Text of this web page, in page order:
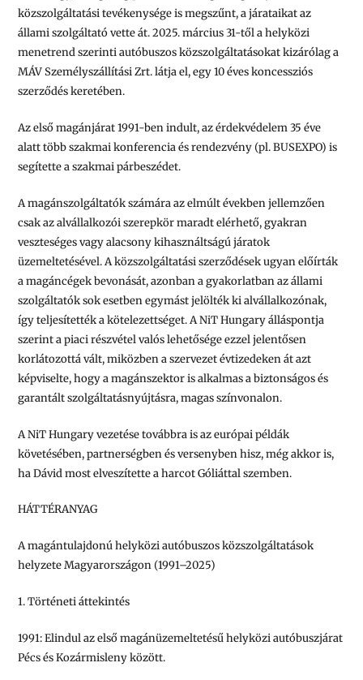
közszolgáltatási tevékenysége is megszűnt, a járataikat az
állami szolgáltató vette át. 2025. március 31-től a helyközi
menetrend szerinti autóbuszos közszolgáltatásokat kizárólag a
MÁV Személyszállítási Zrt. látja el, egy 10 éves koncessziós
szerződés keretében.
Az első magánjárat 1991-ben indult, az érdekvédelem 35 éve
alatt több szakmai konferencia és rendezvény (pl. BUSEXPO) is
segítette a szakmai párbeszédet.
A magánszolgáltatók számára az elmúlt években jellemzően
csak az alvállalkozói szerepkör maradt elérhető, gyakran
veszteséges vagy alacsony kihasználtságú járatok
üzemeltetésével. A közszolgáltatási szerződések ugyan előírták
a magáncégek bevonását, azonban a gyakorlatban az állami
szolgáltatók sok esetben egymást jelölték ki alvállalkozónak,
így teljesítették a kötelezettséget. A NiT Hungary álláspontja
szerint a piaci részvétel valós lehetősége ezzel jelentősen
korlátozottá vált, miközben a szervezet évtizedeken át azt
képviselte, hogy a magánszektor is alkalmas a biztonságos és
garantált szolgáltatásnyújtásra, magas színvonalon.
A NiT Hungary vezetése továbbra is az európai példák
követésében, partnerségben és versenyben hisz, még akkor is,
ha Dávid most elveszítette a harcot Góliáttal szemben.
HÁTTÉRANYAG
A magántulajdonú helyközi autóbuszos közszolgáltatások
helyzete Magyarországon (1991–2025)
1. Történeti áttekintés
1991: Elindul az első magánüzemeltetésű helyközi autóbuszjárat
Pécs és Kozármisleny között.